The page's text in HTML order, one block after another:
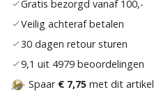
Gratis bezorgd vanaf 100,-
Veilig achteraf betalen
30 dagen retour sturen
9,1 uit 4979 beoordelingen
Spaar € 7,75 met dit artikel